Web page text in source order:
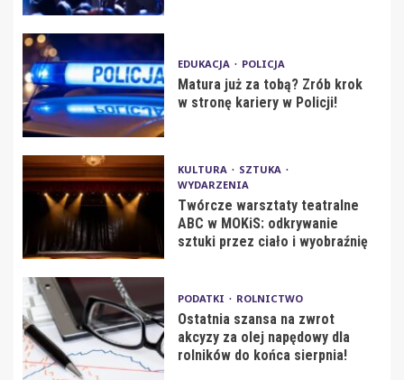
EDUKACJA POLICJA
Matura już za tobą? Zrób krok
w stronę kariery w Policji!
KULTURA
SZTUKA
WYDARZENIA
Twórcze warsztaty teatralne
ABC w MOKiS: odkrywanie
sztuki przez ciało i wyobraźnię
PODATKI ROLNICTWO
Ostatnia szansa na zwrot
akcyzy za olej napędowy dla
rolników do końca sierpnia!